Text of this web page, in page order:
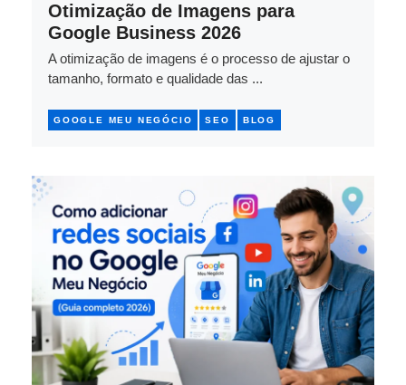
Otimização de Imagens para
Google Business 2026
A otimização de imagens é o processo de ajustar o
tamanho, formato e qualidade das ...
GOOGLE MEU NEGÓCIO SEO BLOG